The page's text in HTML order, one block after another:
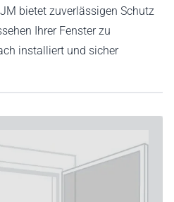
bietet zuverlässigen Schutz
Ihrer Fenster zu
installiert und sicher